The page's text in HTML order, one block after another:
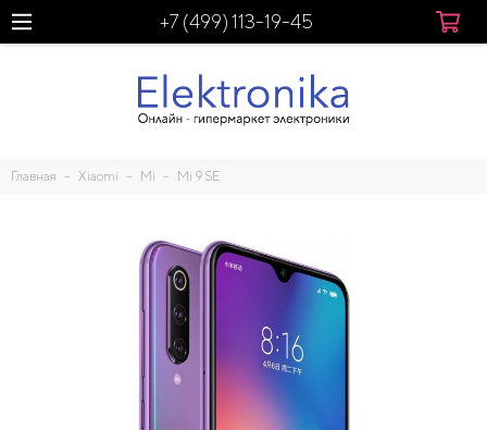
+7 (499) 113-19-45
Главная Xiaomi Mi Mi 9 SE